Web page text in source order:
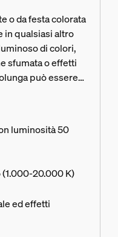
o da festa colorata
in qualsiasi altro
di colori,
sfumata o effetti
può essere
lampadine
il connettore a T
tensione. Le
lampadine non
luminosità 50
20.000 K)
ed effetti